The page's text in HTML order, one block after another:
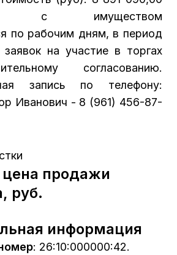
с имуществом
по рабочим дням, в период
заявок на участие в торгах
согласованию.
запись по телефону:
Иванович - 8 (961) 456-87-
продажи
руб.
информация
: 26:10:000000:42.